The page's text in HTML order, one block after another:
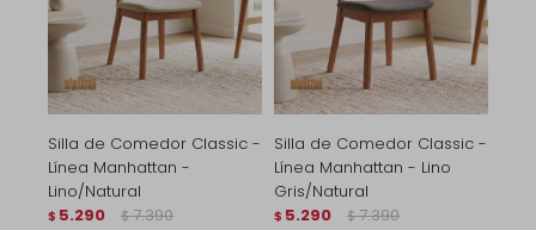
Silla de Comedor Classic -
Línea Manhattan -
Lino/Natural
$ 5.290 $ 7.390
Silla de Comedor Classic -
Línea Manhattan - Lino
Gris/Natural
$ 5.290 $ 7.390